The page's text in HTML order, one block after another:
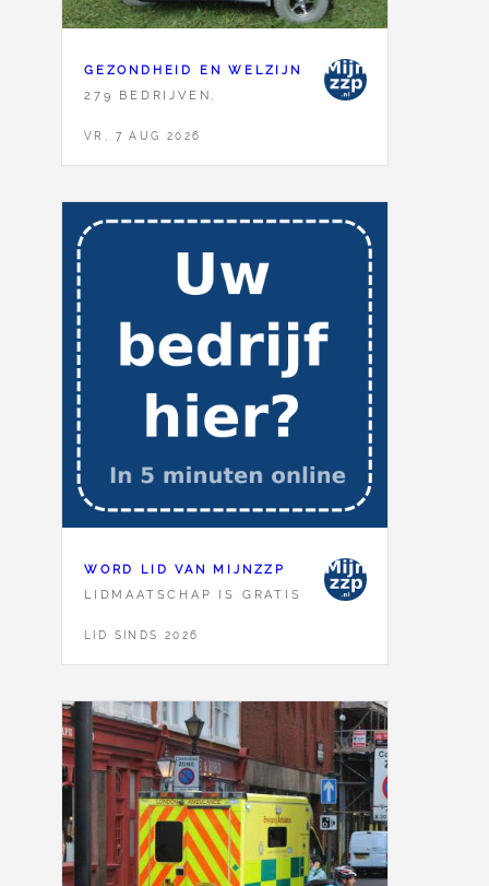
GEZONDHEID EN WELZIJN
279 BEDRIJVEN,
VR, 7 AUG 2026
WORD LID VAN MIJNZZP
LIDMAATSCHAP IS GRATIS
LID SINDS 2026